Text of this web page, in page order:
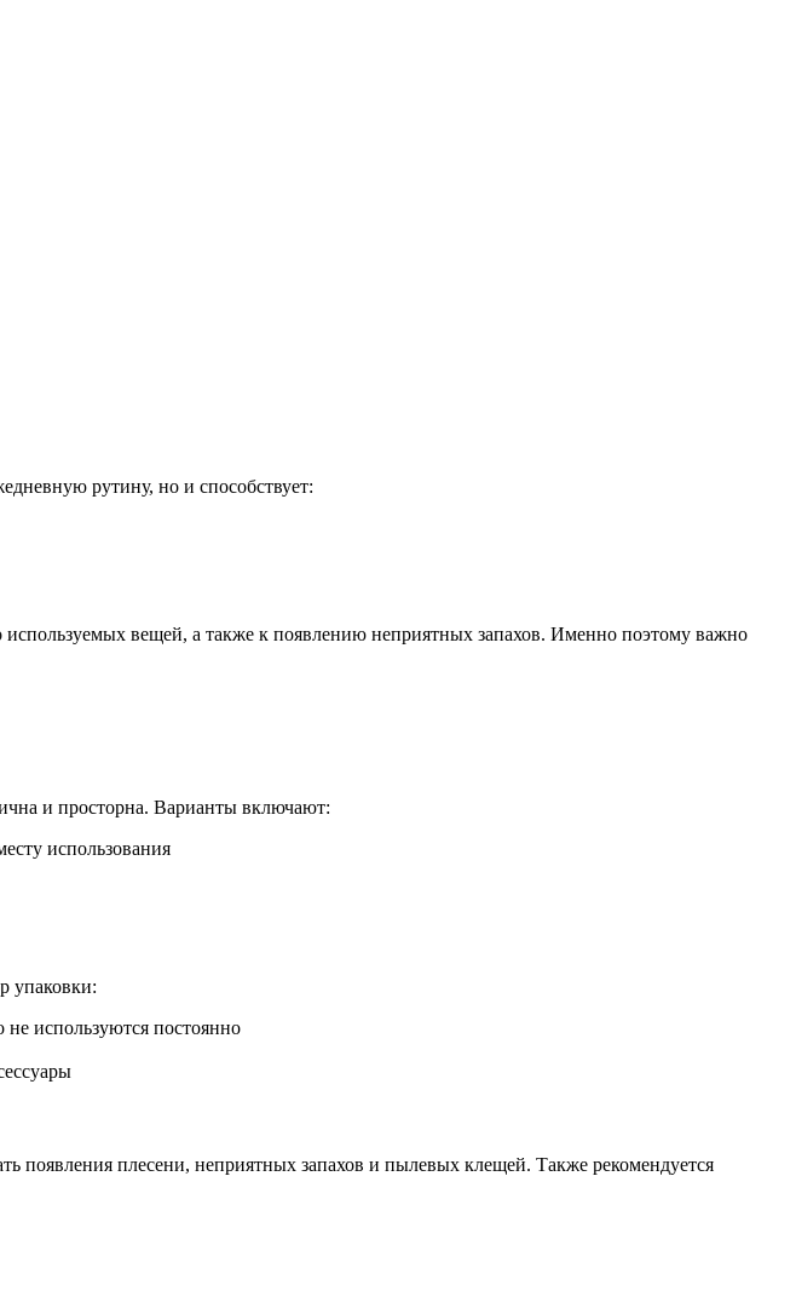
рутину, но и способствует:
вещей, а также к появлению неприятных запахов. Именно поэтому важно
и просторна. Варианты включают:
использования
упаковки:
используются постоянно
появления плесени, неприятных запахов и пылевых клещей. Также рекомендуется